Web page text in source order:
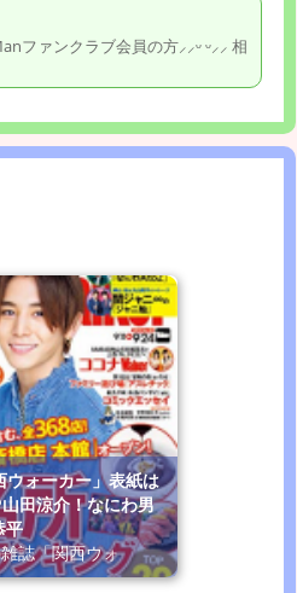
ファンクラブ会員の方⸝⸝ᵕ ᵕ⸝⸝ 相
ォーカー」表紙は
田涼介！なにわ男
平
誌「関西ウォ